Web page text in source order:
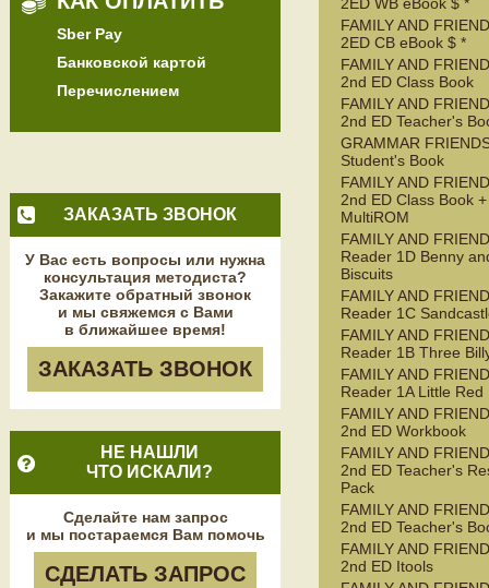
Sber Pay
Банковской картой
Перечислением
ЗАКАЗАТЬ ЗВОНОК
У Вас есть вопросы или нужна
консультация методиста?
Закажите обратный звонок
и мы свяжемся с Вами
в ближайшее время!
ЗАКАЗАТЬ ЗВОНОК
НЕ НАШЛИ
ЧТО ИСКАЛИ?
Сделайте нам запрос
и мы постараемся Вам помочь
СДЕЛАТЬ ЗАПРОС
FAMILY AND
2ED CB eBook $ *
FAMILY AND
2nd ED Class Book
FAMILY AND
2nd ED Teacher's
GRAMMAR
Student's Book
FAMILY AND
2nd ED Class Book +
MultiROM
FAMILY AND
Reader 1D Benny
Biscuits
FAMILY AND
Reader 1C
FAMILY AND
Reader 1B Three
FAMILY AND
Reader 1A Little Red
FAMILY AND
2nd ED Workbook
FAMILY AND
2nd ED Teacher's
Pack
FAMILY AND
2nd ED Teacher's
FAMILY AND
2nd ED Itools